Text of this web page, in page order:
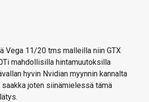
Vega 11/20 tms malleilla niin GTX
mahdollisilla hintamuutoksilla
hyvin Nvidian myynnin kannalta
joten siinämielessä tämä